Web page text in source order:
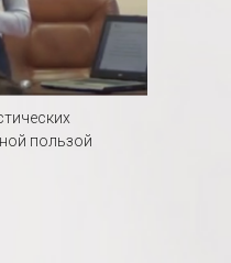
пользой